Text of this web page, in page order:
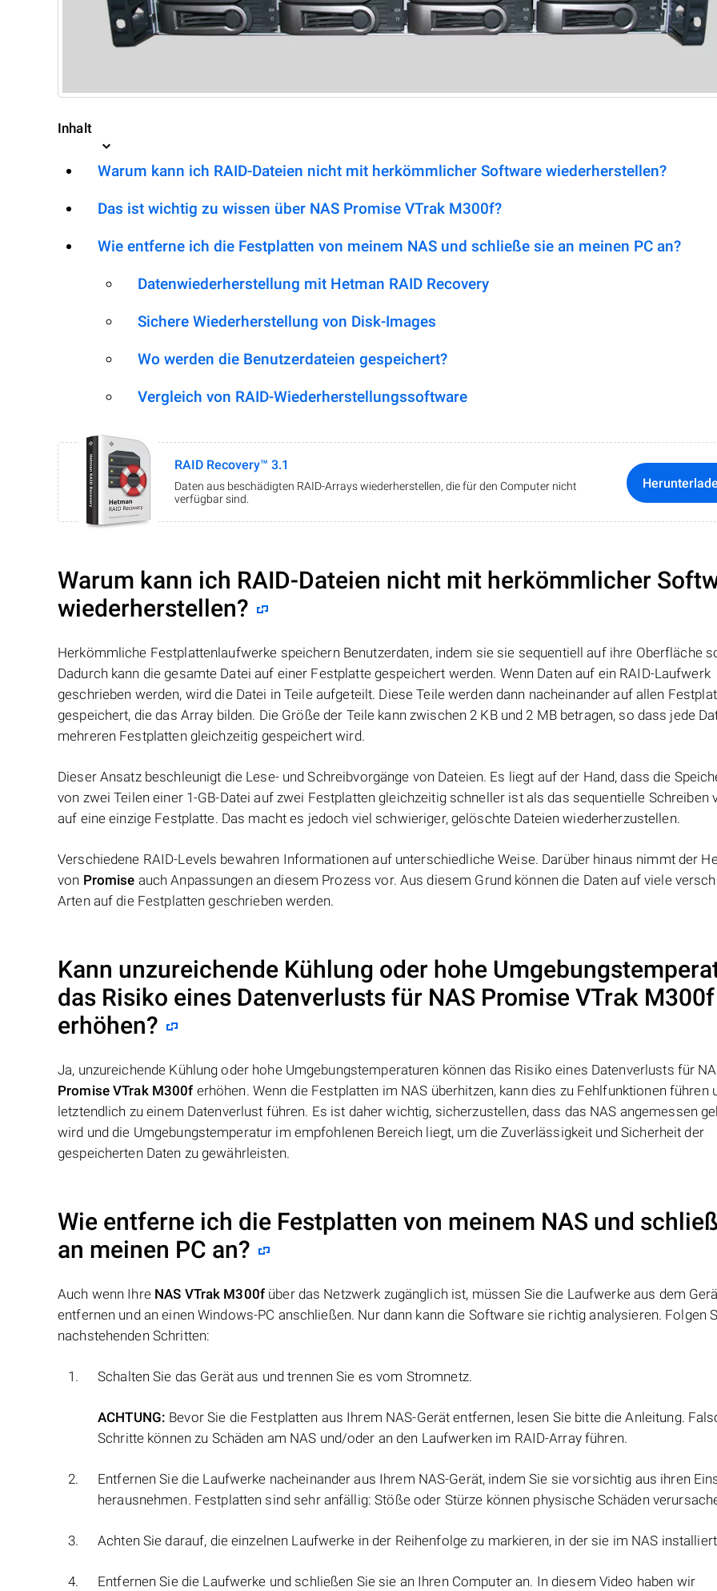
Inhalt
Warum kann ich RAID-Dateien nicht mit herkömmlicher Software wiederherstellen?
Das ist wichtig zu wissen über NAS Promise VTrak M300f?
Wie entferne ich die Festplatten von meinem NAS und schließe sie an meinen PC an?
Datenwiederherstellung mit Hetman RAID Recovery
Sichere Wiederherstellung von Disk-Images
Wo werden die Benutzerdateien gespeichert?
Vergleich von RAID-Wiederherstellungssoftware
RAID Recovery™ 3.1
Daten aus beschädigten RAID-Arrays wiederherstellen, die für den Computer nicht
verfügbar sind.
Warum kann ich RAID-Dateien nicht mit herkömmlicher
wiederherstellen?
Herkömmliche Festplattenlaufwerke speichern Benutzerdaten, indem sie sie sequentiell auf ihre Oberfläche
Dadurch kann die gesamte Datei auf einer Festplatte gespeichert werden. Wenn Daten auf ein RAID-Laufwerk
geschrieben werden, wird die Datei in Teile aufgeteilt. Diese Teile werden dann nacheinander auf allen
gespeichert, die das Array bilden. Die Größe der Teile kann zwischen 2 KB und 2 MB betragen, so dass jede
mehreren Festplatten gleichzeitig gespeichert wird.
Dieser Ansatz beschleunigt die Lese- und Schreibvorgänge von Dateien. Es liegt auf der Hand, dass die
von zwei Teilen einer 1-GB-Datei auf zwei Festplatten gleichzeitig schneller ist als das sequentielle Schreiben
auf eine einzige Festplatte. Das macht es jedoch viel schwieriger, gelöschte Dateien wiederherzustellen.
Verschiedene RAID-Levels bewahren Informationen auf unterschiedliche Weise. Darüber hinaus nimmt der
von Promise auch Anpassungen an diesem Prozess vor. Aus diesem Grund können die Daten auf viele
Arten auf die Festplatten geschrieben werden.
Kann unzureichende Kühlung oder hohe
das Risiko eines Datenverlusts für NAS Promise VTrak M300f
erhöhen?
Ja, unzureichende Kühlung oder hohe Umgebungstemperaturen können das Risiko eines Datenverlusts für
Promise VTrak M300f erhöhen. Wenn die Festplatten im NAS überhitzen, kann dies zu Fehlfunktionen führen
letztendlich zu einem Datenverlust führen. Es ist daher wichtig, sicherzustellen, dass das NAS angemessen
wird und die Umgebungstemperatur im empfohlenen Bereich liegt, um die Zuverlässigkeit und Sicherheit der
gespeicherten Daten zu gewährleisten.
Wie entferne ich die Festplatten von meinem NAS und
an meinen PC an?
Auch wenn Ihre NAS VTrak M300f über das Netzwerk zugänglich ist, müssen Sie die Laufwerke aus dem
entfernen und an einen Windows-PC anschließen. Nur dann kann die Software sie richtig analysieren. Folgen
nachstehenden Schritten:
Schalten Sie das Gerät aus und trennen Sie es vom Stromnetz.
ACHTUNG: Bevor Sie die Festplatten aus Ihrem NAS-Gerät entfernen, lesen Sie bitte die Anleitung.
Schritte können zu Schäden am NAS und/oder an den Laufwerken im RAID-Array führen.
Entfernen Sie die Laufwerke nacheinander aus Ihrem NAS-Gerät, indem Sie sie vorsichtig aus ihren
herausnehmen. Festplatten sind sehr anfällig: Stöße oder Stürze können physische Schäden
Achten Sie darauf, die einzelnen Laufwerke in der Reihenfolge zu markieren, in der sie im NAS
Entfernen Sie die Laufwerke und schließen Sie sie an Ihren Computer an. In diesem Video haben wir